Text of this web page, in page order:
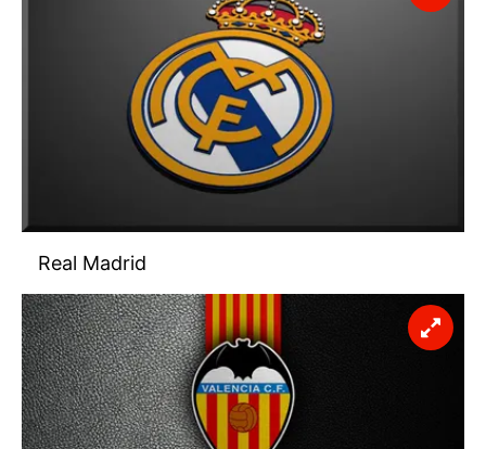
Real Madrid